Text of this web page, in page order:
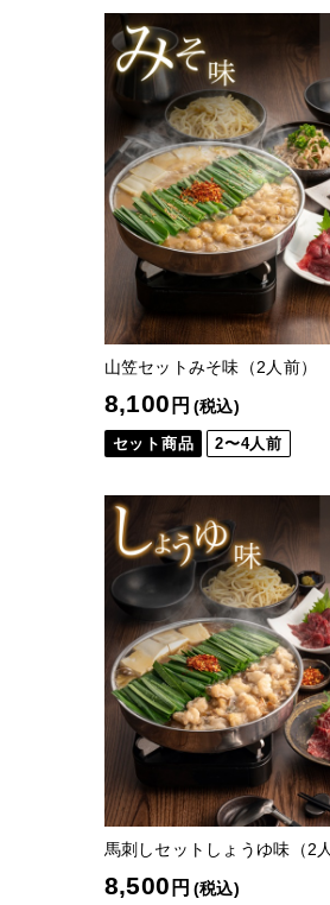
山笠セットみそ味（2人前）
8,100 円 (税込)
セット商品 2〜4人前
馬刺しセットしょうゆ味（2人
8,500 円 (税込)